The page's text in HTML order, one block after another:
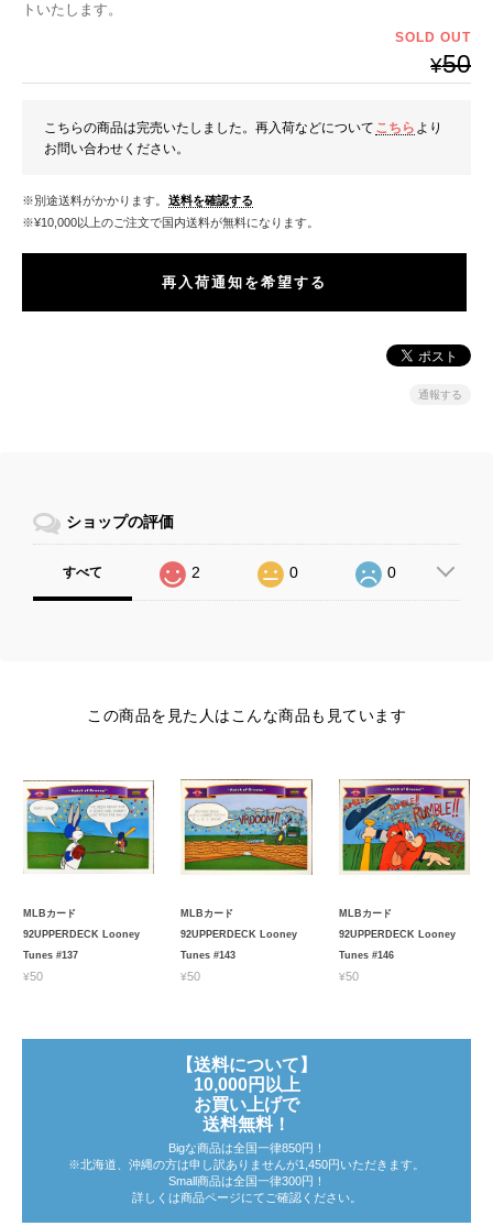
トいたします。
SOLD OUT
¥50
こちらの商品は完売いたしました。再入荷などについて こちら より
お問い合わせください。
※別途送料がかかります。 送料を確認する
※¥10,000以上のご注文で国内送料が無料になります。
再入荷通知を希望する
通報する
ショップの評価
すべて 2 0 0
この商品を見た人はこんな商品も見ています
MLBカード
92UPPERDECK Looney
Tunes #137
¥50
MLBカード
92UPPERDECK Looney
Tunes #143
¥50
MLBカード
92UPPERDECK Looney
Tunes #146
¥50
【送料について】
10,000円以上
お買い上げで
送料無料！
Bigな商品は全国一律850円！
※北海道、沖縄の方は申し訳ありませんが1,450円いただきます。
Small商品は全国一律300円！
詳しくは商品ページにてご確認ください。